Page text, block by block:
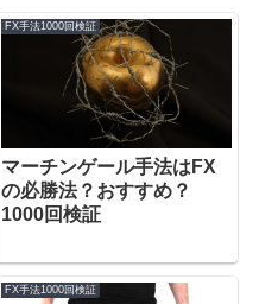
FX手法1000回検証
マーチンゲール手法はFX
の必勝法？おすすめ？
1000回検証
FX手法1000回検証